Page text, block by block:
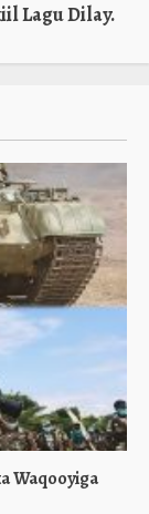
Lagu Dilay.
Waqooyiga